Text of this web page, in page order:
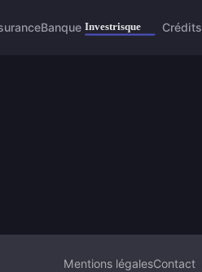
Banque Crédits
Mentions légalesContact